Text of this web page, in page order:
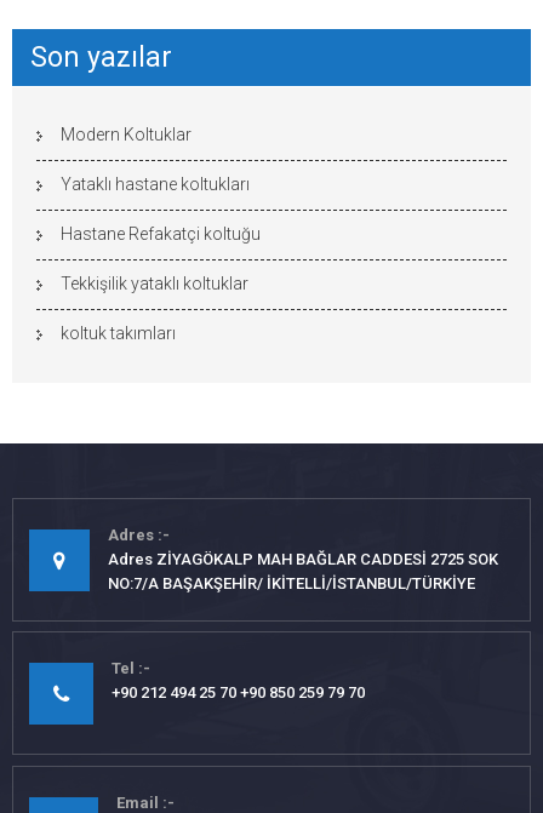
Son yazılar
Modern Koltuklar
Yataklı hastane koltukları
Hastane Refakatçi koltuğu
Tekkişilik yataklı koltuklar
koltuk takımları
Adres
Adres ZİYAGÖKALP MAH BAĞLAR CADDESİ 2725 SOK
NO:7/A BAŞAKŞEHİR/ İKİTELLİ/İSTANBUL/TÜRKİYE
Tel
+90 212 494 25 70 +90 850 259 79 70
Email